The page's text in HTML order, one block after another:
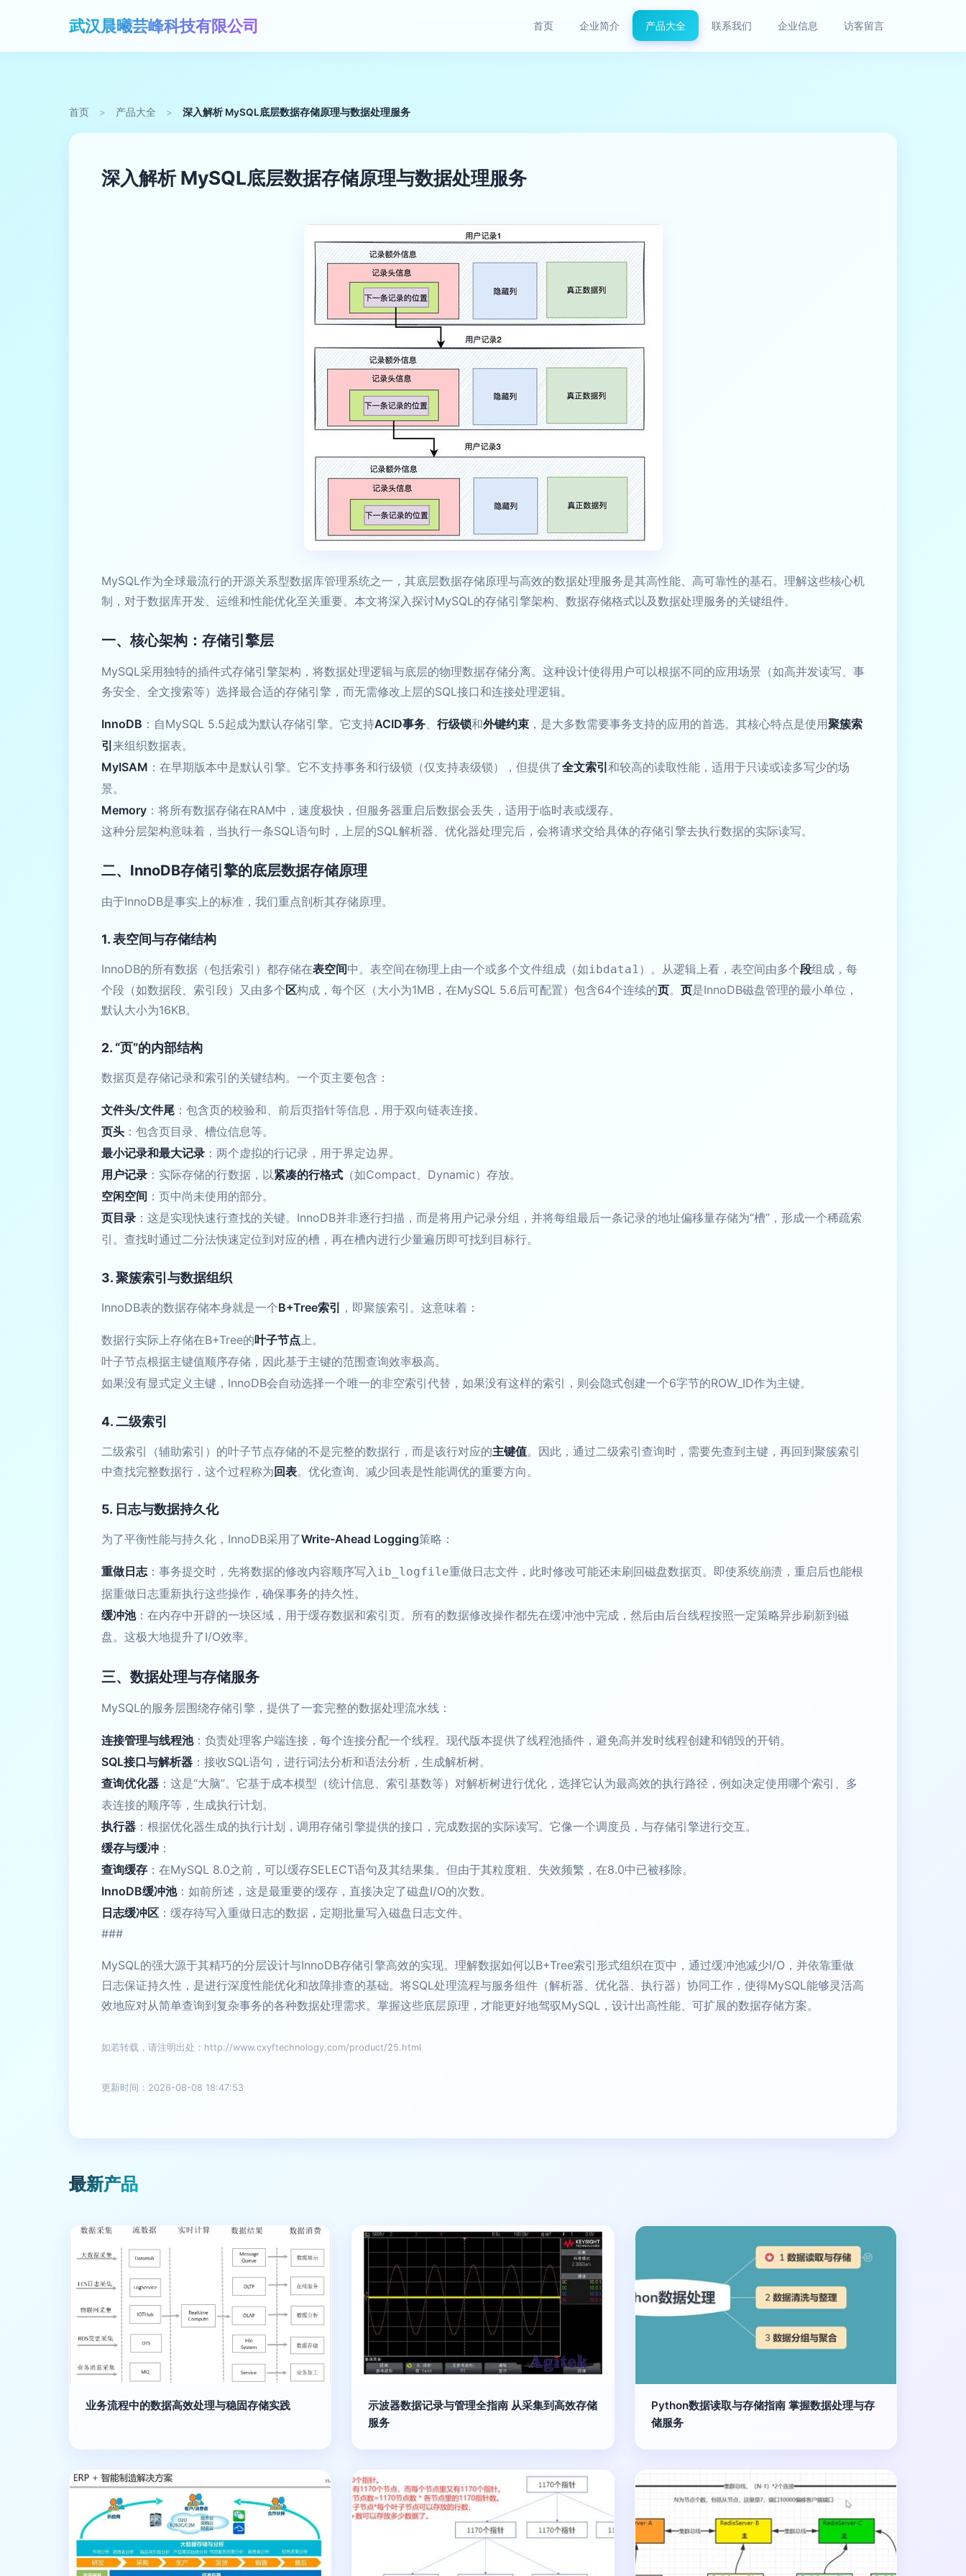
武汉晨曦芸峰科技有限公司 首页 企业简介 产品大全 联系我们 企业信息 访客留言
首页 > 产品大全 > 深入解析 MySQL底层数据存储原理与数据处理服务
深入解析 MySQL底层数据存储原理与数据处理服务
MySQL作为全球最流行的开源关系型数据库管理系统之一，其底层数据存储原理与高效的数据处理服务是其高性能、高可靠性的基石。理解这些核心机
制，对于数据库开发、运维和性能优化至关重要。本文将深入探讨MySQL的存储引擎架构、数据存储格式以及数据处理服务的关键组件。
一、核心架构：存储引擎层
MySQL采用独特的插件式存储引擎架构，将数据处理逻辑与底层的物理数据存储分离。这种设计使得用户可以根据不同的应用场景（如高并发读写、事
务安全、全文搜索等）选择最合适的存储引擎，而无需修改上层的SQL接口和连接处理逻辑。
InnoDB ：自MySQL 5.5起成为默认存储引擎。它支持ACID事务、 行级锁和外键约束 ，是大多数需要事务支持的应用的首选。其核心特点是使用聚簇索
引 来组织数据表。
MyISAM ：在早期版本中是默认引擎。它不支持事务和行级锁（仅支持表级锁），但提供了全文索引 和较高的读取性能，适用于只读或读多写少的场
景。
Memory ：将所有数据存储在RAM中，速度极快，但服务器重启后数据会丢失，适用于临时表或缓存。
这种分层架构意味着，当执行一条SQL语句时，上层的SQL解析器、优化器处理完后，会将请求交给具体的存储引擎去执行数据的实际读写。
二、InnoDB存储引擎的底层数据存储原理
由于InnoDB是事实上的标准，我们重点剖析其存储原理。
1. 表空间与存储结构
InnoDB的所有数据（包括索引）都存储在表空间中。表空间在物理上由一个或多个文件组成（如ibdata1）。从逻辑上看，表空间由多个段组成，每
个段（如数据段、索引段）又由多个区构成，每个区（大小为1MB，在MySQL 5.6后可配置）包含64个连续的页。 页是InnoDB磁盘管理的最小单位，
默认大小为16KB。
2. “页”的内部结构
数据页是存储记录和索引的关键结构。一个页主要包含：
文件头/文件尾 ：包含页的校验和、前后页指针等信息，用于双向链表连接。
页头 ：包含页目录、槽位信息等。
最小记录和最大记录 ：两个虚拟的行记录，用于界定边界。
用户记录 ：实际存储的行数据，以紧凑的行格式 （如Compact、Dynamic）存放。
空闲空间 ：页中尚未使用的部分。
页目录 ：这是实现快速行查找的关键。InnoDB并非逐行扫描，而是将用户记录分组，并将每组最后一条记录的地址偏移量存储为“槽”，形成一个稀疏索
引。查找时通过二分法快速定位到对应的槽，再在槽内进行少量遍历即可找到目标行。
3. 聚簇索引与数据组织
InnoDB表的数据存储本身就是一个B+Tree索引 ，即聚簇索引。这意味着：
数据行实际上存储在B+Tree的叶子节点上。
叶子节点根据主键值顺序存储，因此基于主键的范围查询效率极高。
如果没有显式定义主键，InnoDB会自动选择一个唯一的非空索引代替，如果没有这样的索引，则会隐式创建一个6字节的ROW_ID作为主键。
4. 二级索引
二级索引（辅助索引）的叶子节点存储的不是完整的数据行，而是该行对应的主键值。因此，通过二级索引查询时，需要先查到主键，再回到聚簇索引
中查找完整数据行，这个过程称为 回表。优化查询、减少回表是性能调优的重要方向。
5. 日志与数据持久化
为了平衡性能与持久化，InnoDB采用了Write-Ahead Logging策略：
重做日志：事务提交时，先将数据的修改内容顺序写入 ib_logfile重做日志文件，此时修改可能还未刷回磁盘数据页。即使系统崩溃，重启后也能根
据重做日志重新执行这些操作，确保事务的持久性。
缓冲池：在内存中开辟的一块区域，用于缓存数据和索引页。所有的数据修改操作都先在缓冲池中完成，然后由后台线程按照一定策略异步刷新到磁
盘。这极大地提升了I/O效率。
三、数据处理与存储服务
MySQL的服务层围绕存储引擎，提供了一套完整的数据处理流水线：
连接管理与线程池：负责处理客户端连接，每个连接分配一个线程。现代版本提供了线程池插件，避免高并发时线程创建和销毁的开销。
SQL接口与解析器 ：接收SQL语句，进行词法分析和语法分析，生成解析树。
查询优化器 ：这是“大脑”。它基于成本模型（统计信息、索引基数等）对解析树进行优化，选择它认为最高效的执行路径，例如决定使用哪个索引、多
表连接的顺序等，生成执行计划。
执行器 ：根据优化器生成的执行计划，调用存储引擎提供的接口，完成数据的实际读写。它像一个调度员，与存储引擎进行交互。
缓存与缓冲 ：
查询缓存 ：在MySQL 8.0之前，可以缓存SELECT语句及其结果集。但由于其粒度粗、失效频繁，在8.0中已被移除。
InnoDB缓冲池：如前所述，这是最重要的缓存，直接决定了磁盘I/O的次数。
日志缓冲区 ：缓存待写入重做日志的数据，定期批量写入磁盘日志文件。
###
MySQL的强大源于其精巧的分层设计与InnoDB存储引擎高效的实现。理解数据如何以B+Tree索引形式组织在页中，通过缓冲池减少I/O，并依靠重做
日志保证持久性，是进行深度性能优化和故障排查的基础。将SQL处理流程与服务组件（解析器、优化器、执行器）协同工作，使得MySQL能够灵活高
效地应对从简单查询到复杂事务的各种数据处理需求。掌握这些底层原理，才能更好地驾驭MySQL，设计出高性能、可扩展的数据存储方案。
如若转载，请注明出处：http://www.cxyftechnology.com/product/25.html
更新时间：2026-08-08 18:47:53
最新产品
业务流程中的数据高效处理与稳固存储实践
示波器数据记录与管理全指南 从采集到高效存储
服务
Python数据读取与存储指南 掌握数据处理与存
储服务